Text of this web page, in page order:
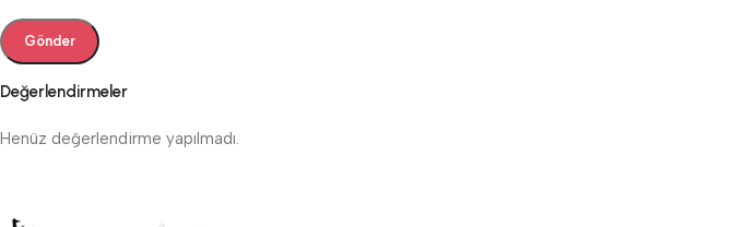
Değerlendirmeler
Henüz değerlendirme yapılmadı.